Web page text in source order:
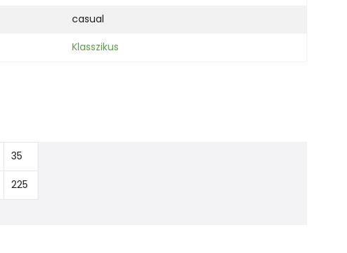
casual
Klasszikus
35
225